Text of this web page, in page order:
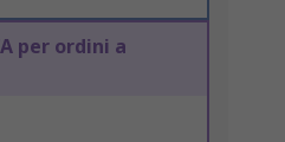
per ordini a